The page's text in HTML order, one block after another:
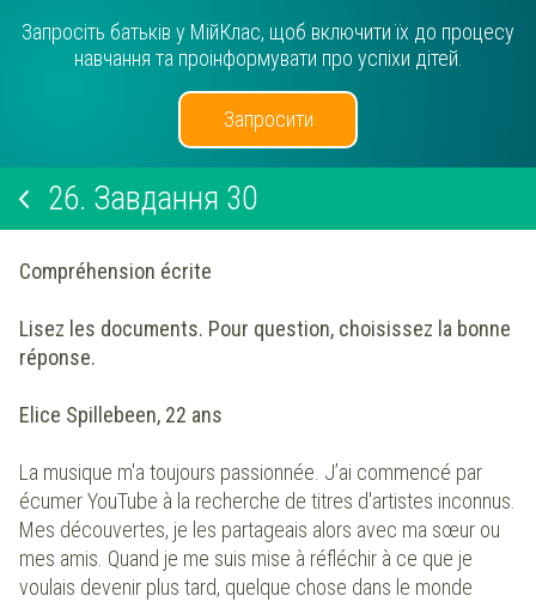
Запросіть батьків у МійКлас, щоб включити їх до процесу
навчання та проінформувати про успіхи дітей.
Запросити
26. Завдання 30
Compréhension écrite
Lisez les documents. Pour question, choisissez la bonne
réponse.
Elice Spillebeen, 22 ans
La musique m'a toujours passionnée. J’ai commencé par
écumer YouTube à la recherche de titres d'artistes inconnus.
Mes découvertes, je les partageais alors avec ma sœur ou
mes amis. Quand je me suis mise à réfléchir à ce que je
voulais devenir plus tard, quelque chose dans le monde